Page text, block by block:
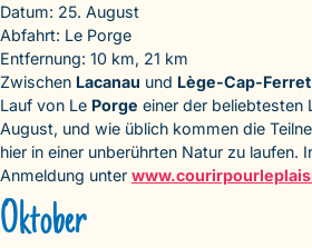
Datum: 25. August
Abfahrt: Le Porge
Entfernung: 10 km, 21 km
Zwischen Lacanau und Lège-Cap-Ferret
Lauf von Le Porge einer der beliebtesten
August, und wie üblich kommen die
hier in einer unberührten Natur zu laufen.
Anmeldung unter
Oktober